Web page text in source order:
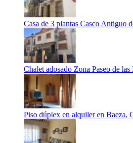
Casa de 3 plantas Casco Antiguo
Chalet adosado Zona Paseo de las
Piso dúplex en alquiler en Baeza,